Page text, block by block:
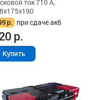
ток 710 А,
р. при сдаче акб
р.
Купить